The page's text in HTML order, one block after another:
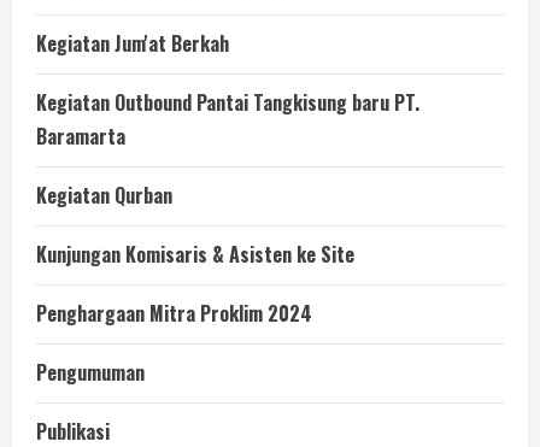
Kegiatan Jum'at Berkah
Kegiatan Outbound Pantai Tangkisung baru PT.
Baramarta
Kegiatan Qurban
Kunjungan Komisaris & Asisten ke Site
Penghargaan Mitra Proklim 2024
Pengumuman
Publikasi